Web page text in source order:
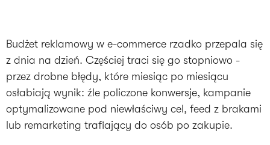
Budżet reklamowy w e-commerce rzadko przepala się
z dnia na dzień. Częściej traci się go stopniowo -
przez drobne błędy, które miesiąc po miesiącu
osłabiają wynik: źle policzone konwersje, kampanie
optymalizowane pod niewłaściwy cel, feed z brakami
lub remarketing trafiający do osób po zakupie.